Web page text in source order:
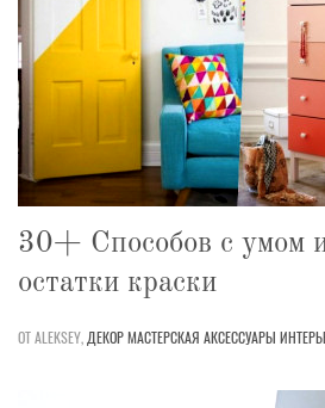
30+ Способов с умом
остатки краски
ОТ ALEKSEY, ДЕКОРМАСТЕРСКАЯ АКСЕССУАРЫ